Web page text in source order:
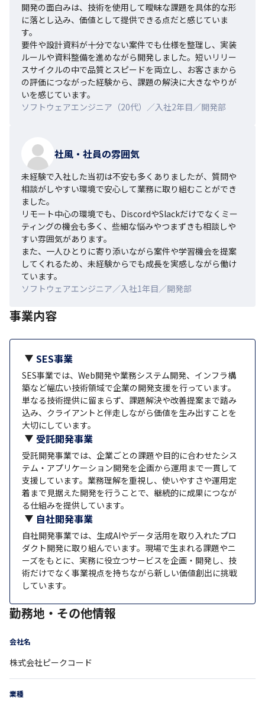
開発の面白みは、技術を使用して曖昧な課題を具体的な形
に落とし込み、価値として提供できる点だと感じていま
す。
要件や設計資料が十分でない案件でも仕様を整理し、実装
ルールや資料整備を進めながら開発しました。短いリリー
スサイクルの中で品質とスピードを両立し、お客さまから
の評価につながった経験から、課題の解決に大きなやりが
いを感じています。
ソフトウェアエンジニア（20代）／入社2年目／開発部
社風・社員の雰囲気
未経験で入社した当初は不安も多くありましたが、質問や
相談がしやすい環境で安心して業務に取り組むことができ
ました。
リモート中心の環境でも、DiscordやSlackだけでなくミー
ティングの機会も多く、些細な悩みやつまずきも相談しや
すい雰囲気があります。
また、一人ひとりに寄り添いながら案件や学習機会を提案
してくれるため、未経験からでも成長を実感しながら働け
ています。
ソフトウェアエンジニア／入社1年目／開発部
事業内容
SES事業
SES事業では、Web開発や業務システム開発、インフラ構
築など幅広い技術領域で企業の開発支援を行っています。
単なる技術提供に留まらず、課題解決や改善提案まで踏み
込み、クライアントと伴走しながら価値を生み出すことを
大切にしています。
受託開発事業
受託開発事業では、企業ごとの課題や目的に合わせたシス
テム・アプリケーション開発を企画から運用まで一貫して
支援しています。業務理解を重視し、使いやすさや運用定
着まで見据えた開発を行うことで、継続的に成果につなが
る仕組みを提供しています。
自社開発事業
自社開発事業では、生成AIやデータ活用を取り入れたプロ
ダクト開発に取り組んでいます。現場で生まれる課題やニ
ーズをもとに、実務に役立つサービスを企画・開発し、技
術だけでなく事業視点を持ちながら新しい価値創出に挑戦
しています。
勤務地・その他情報
会社名
株式会社ピークコード
業種